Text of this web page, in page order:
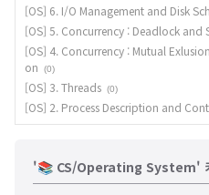
[OS] 6. I/O Management and Disk
[OS] 5. Concurrency : Deadlock and
[OS] 4. Concurrency : Mutual
on
(0)
[OS] 3. Threads (0)
[OS] 2. Process Description and
'📚 CS/Operating System'